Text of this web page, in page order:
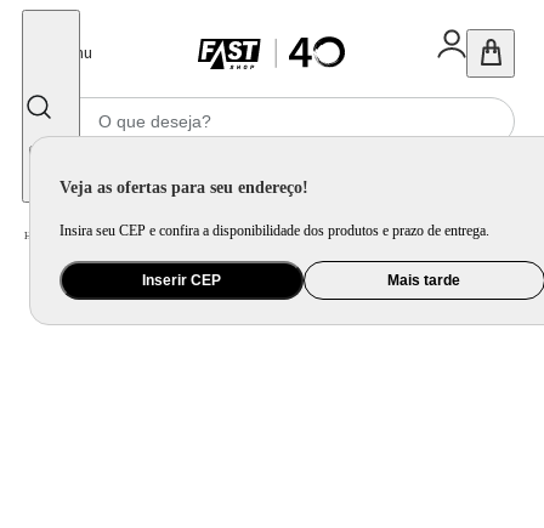
Menu
Veja as ofertas para seu endereço!
Insira seu CEP e confira a disponibilidade dos produtos e prazo de entrega.
Inserir CEP Mais tarde
Home Utilidade Doméstica Mesa / Aparelho de Jantar e Prato Avulso